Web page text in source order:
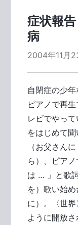
症状報
病
2004年11月
自閉症の少
ピアノで再
レビでやっ
をはじめて
（お父さん
ら）、ピア
は … 」と歌
を）歌い始
に）。〈世
ように開放さ